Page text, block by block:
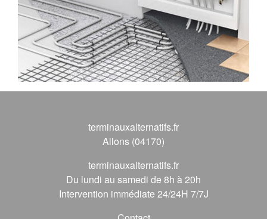
terminauxalternatifs.fr
Allons (04170)
terminauxalternatifs.fr
Du lundi au samedi de 8h à 20h
Intervention immédiate 24/24H 7/7J